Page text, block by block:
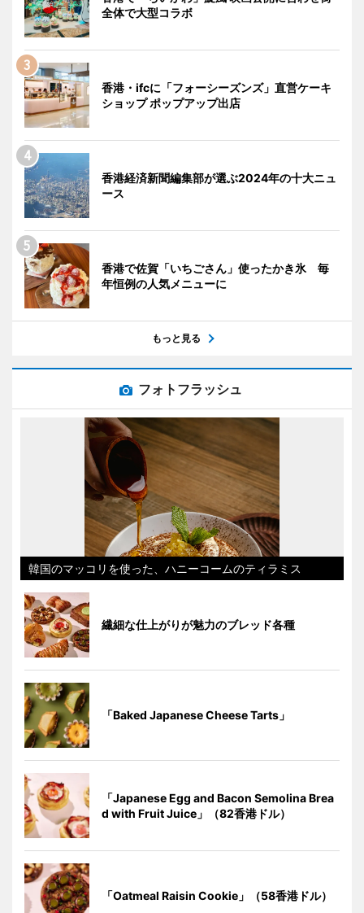
全体で大型コラボ
香港・ifcに「フォーシーズンズ」直営ケーキ
ショップ ポップアップ出店
香港経済新聞編集部が選ぶ2024年の十大ニュ
ース
香港で佐賀「いちごさん」使ったかき氷 毎
年恒例の人気メニューに
もっと見る
フォトフラッシュ
韓国のマッコリを使った、ハニーコームのティラミス
繊細な仕上がりが魅力のブレッド各種
「Baked Japanese Cheese Tarts」
「Japanese Egg and Bacon Semolina Brea
d with Fruit Juice」（82香港ドル）
「Oatmeal Raisin Cookie」（58香港ドル）